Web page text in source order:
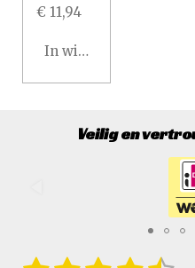
€ 11,94
In winkelwagen
Veilig en
S